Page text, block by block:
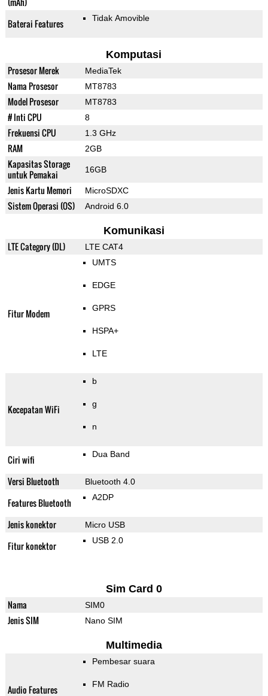
Baterai Features Tidak Amovible
Komputasi
Prosesor Merek MediaTek
Nama Prosesor MT8783
Model Prosesor MT8783
# Inti CPU 8
Frekuensi CPU 1.3 GHz
RAM 2GB
Kapasitas Storage
untuk Pemakai
16GB
Jenis Kartu Memori MicroSDXC
Sistem Operasi (OS) Android 6.0
Komunikasi
LTE Category (DL) LTE CAT4
Fitur Modem
UMTS
EDGE
GPRS
HSPA+
LTE
Kecepatan WiFi
b
g
n
Ciri wifi Dua Band
Versi Bluetooth Bluetooth 4.0
Features Bluetooth A2DP
Jenis konektor Micro USB
Fitur konektor USB 2.0
Sim Card 0
Nama SIM0
Jenis SIM Nano SIM
Multimedia
Audio Features
Pembesar suara
FM Radio